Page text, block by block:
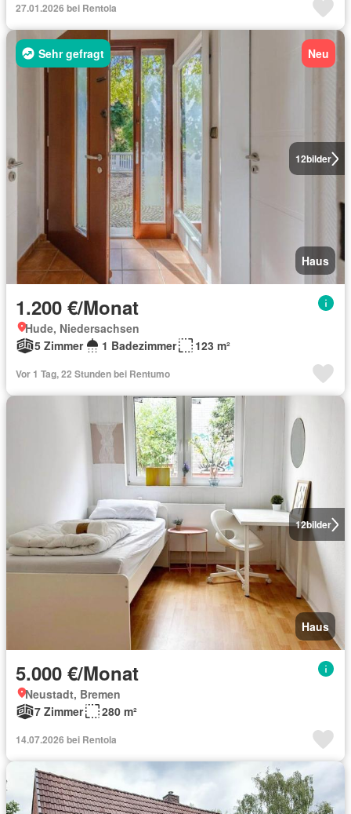
27.01.2026 bei Rentola
12bilder
Sehr gefragt Neu
Haus
1.200 €/Monat
Hude, Niedersachsen
5 Zimmer
1 Badezimmer 123 m²
Vor 1 Tag, 22 Stunden bei Rentumo
12bilder
Haus
5.000 €/Monat
Neustadt, Bremen
7 Zimmer
280 m²
14.07.2026 bei Rentola